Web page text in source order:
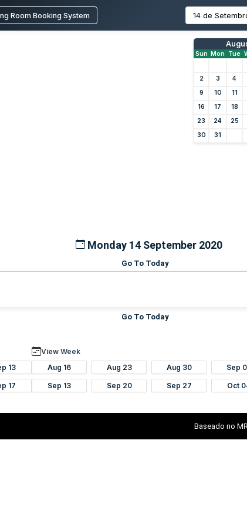
Room Booking System
Sun Mon Tue
2
3 4
9
10 11
16
17 18
23
24 25
30
31
Monday 14 September 2020
Go To Today
Go To Today
13
17
View Week
Aug 16
Aug 23 Aug 30 Sep
Sep 13 Sep 20 Sep 27 Oct
Baseado no